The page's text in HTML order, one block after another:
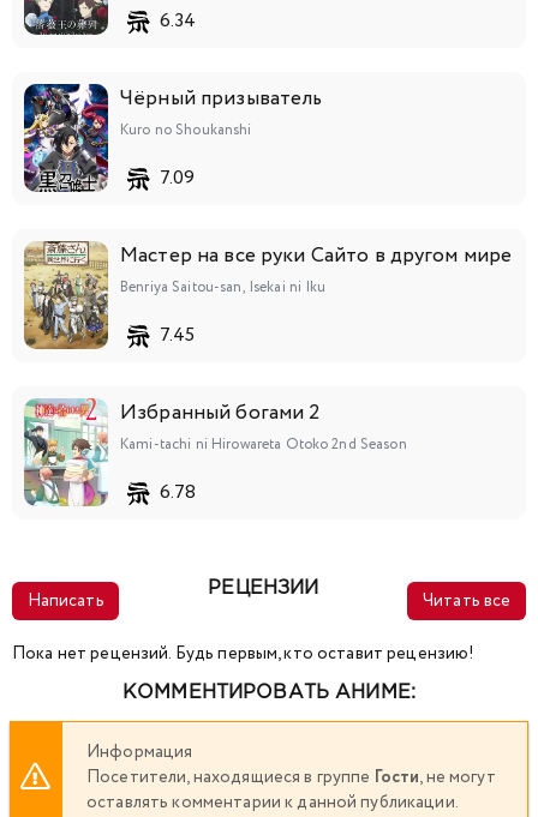
6.34
Чёрный призыватель
Kuro no Shoukanshi
7.09
Мастер на все руки Сайто в другом мире
Benriya Saitou-san, Isekai ni Iku
7.45
Избранный богами 2
Kami-tachi ni Hirowareta Otoko 2nd Season
6.78
Написать
РЕЦЕНЗИИ
Читать все
Пока нет рецензий. Будь первым, кто оставит рецензию!
КОММЕНТИРОВАТЬ АНИМЕ:
Информация
Посетители, находящиеся в группе Гости, не могут
оставлять комментарии к данной публикации.